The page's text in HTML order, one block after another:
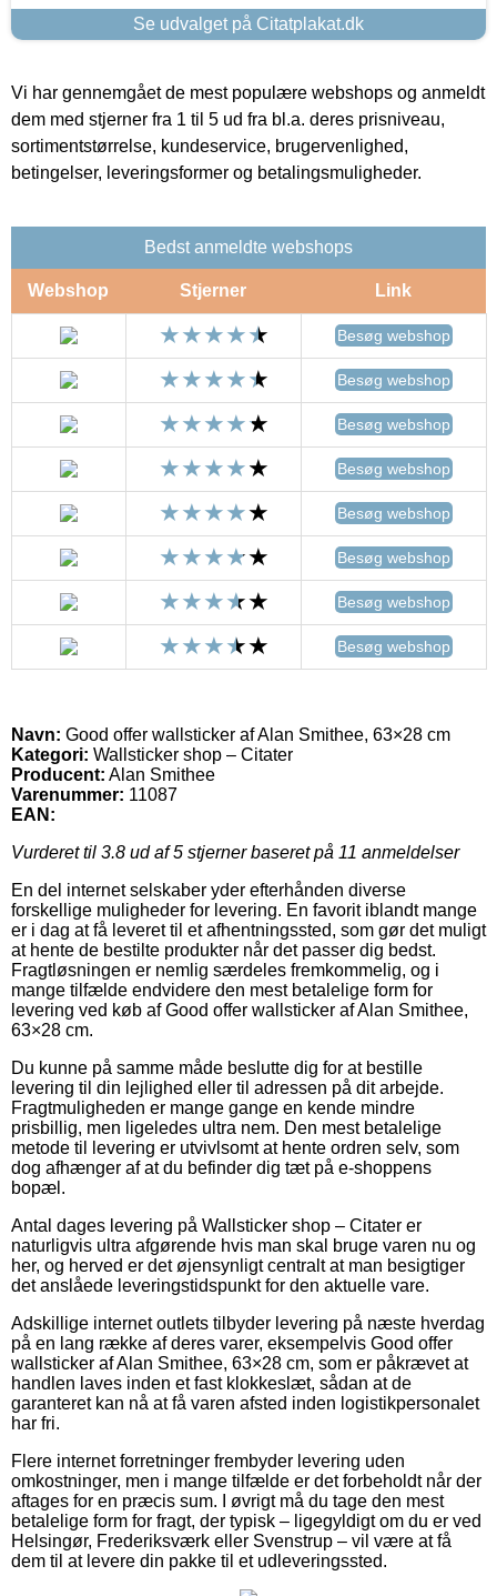
Se udvalget på Citatplakat.dk
Vi har gennemgået de mest populære webshops og anmeldt
dem med stjerner fra 1 til 5 ud fra bl.a. deres prisniveau,
sortimentstørrelse, kundeservice, brugervenlighed,
betingelser, leveringsformer og betalingsmuligheder.
Bedst anmeldte webshops
Webshop Stjerner Link
Besøg webshop
Besøg webshop
Besøg webshop
Besøg webshop
Besøg webshop
Besøg webshop
Besøg webshop
Besøg webshop
Navn: Good offer wallsticker af Alan Smithee, 63×28 cm
Kategori: Wallsticker shop – Citater
Producent: Alan Smithee
Varenummer: 11087
EAN:
Vurderet til 3.8 ud af 5 stjerner baseret på 11 anmeldelser
En del internet selskaber yder efterhånden diverse
forskellige muligheder for levering. En favorit iblandt mange
er i dag at få leveret til et afhentningssted, som gør det muligt
at hente de bestilte produkter når det passer dig bedst.
Fragtløsningen er nemlig særdeles fremkommelig, og i
mange tilfælde endvidere den mest betalelige form for
levering ved køb af Good offer wallsticker af Alan Smithee,
63×28 cm.
Du kunne på samme måde beslutte dig for at bestille
levering til din lejlighed eller til adressen på dit arbejde.
Fragtmuligheden er mange gange en kende mindre
prisbillig, men ligeledes ultra nem. Den mest betalelige
metode til levering er utvivlsomt at hente ordren selv, som
dog afhænger af at du befinder dig tæt på e-shoppens
bopæl.
Antal dages levering på Wallsticker shop – Citater er
naturligvis ultra afgørende hvis man skal bruge varen nu og
her, og herved er det øjensynligt centralt at man besigtiger
det anslåede leveringstidspunkt for den aktuelle vare.
Adskillige internet outlets tilbyder levering på næste hverdag
på en lang række af deres varer, eksempelvis Good offer
wallsticker af Alan Smithee, 63×28 cm, som er påkrævet at
handlen laves inden et fast klokkeslæt, sådan at de
garanteret kan nå at få varen afsted inden logistikpersonalet
har fri.
Flere internet forretninger frembyder levering uden
omkostninger, men i mange tilfælde er det forbeholdt når der
aftages for en præcis sum. I øvrigt må du tage den mest
betalelige form for fragt, der typisk – ligegyldigt om du er ved
Helsingør, Frederiksværk eller Svenstrup – vil være at få
dem til at levere din pakke til et udleveringssted.